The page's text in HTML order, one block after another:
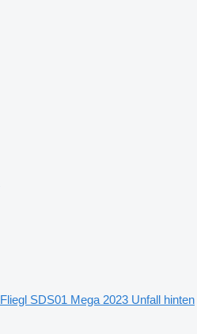
Fliegl SDS01 Mega 2023 Unfall hinten